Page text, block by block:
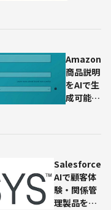
用途」
発見数
倍増
Amazon
商品説明
をAIで生
成可能に
Salesforce
AIで顧客体
験・関係管
理製品を強